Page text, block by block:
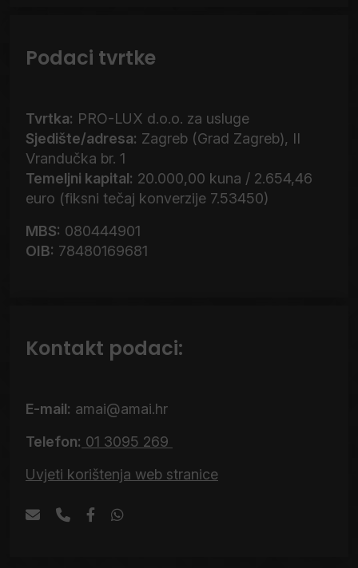
Podaci tvrtke
Tvrtka: PRO-LUX d.o.o. za usluge
Sjedište/adresa: Zagreb (Grad Zagreb), II
Vrandučka br. 1
Temeljni kapital: 20.000,00 kuna / 2.654,46
euro (fiksni tečaj konverzije 7.53450)
MBS: 080444901
OIB: 78480169681
Kontakt podaci:
E-mail: amai@amai.hr
Telefon: 01 3095 269
Uvjeti korištenja web stranice